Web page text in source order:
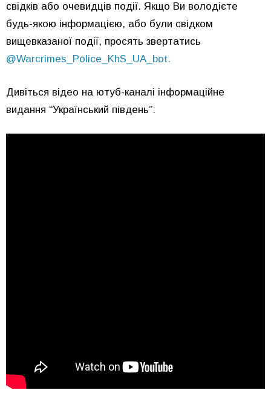
свідків або очевидців події. Якщо Ви володієте
будь-якою інформацією, або були свідком
вищевказаної події, просять звертатись
@Warcrimes_Police_KhS_UA_bot.
Дивіться відео на ютуб-каналі інформаційне
видання “Український південь”: